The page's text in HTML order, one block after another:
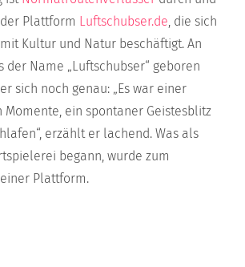
Plattform Luftschubser.de, die sich
Kultur und Natur beschäftigt. An
der Name „Luftschubser“ geboren
sich noch genau: „Es war einer
Momente, ein spontaner Geistesblitz
erzählt er lachend. Was als
begann, wurde zum
Plattform.